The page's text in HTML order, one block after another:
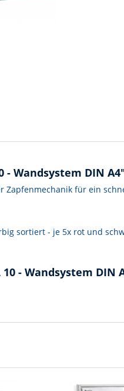
- Wandsystem DIN
für ein
sortiert - je 5x rot und
- Wandsystem DIN